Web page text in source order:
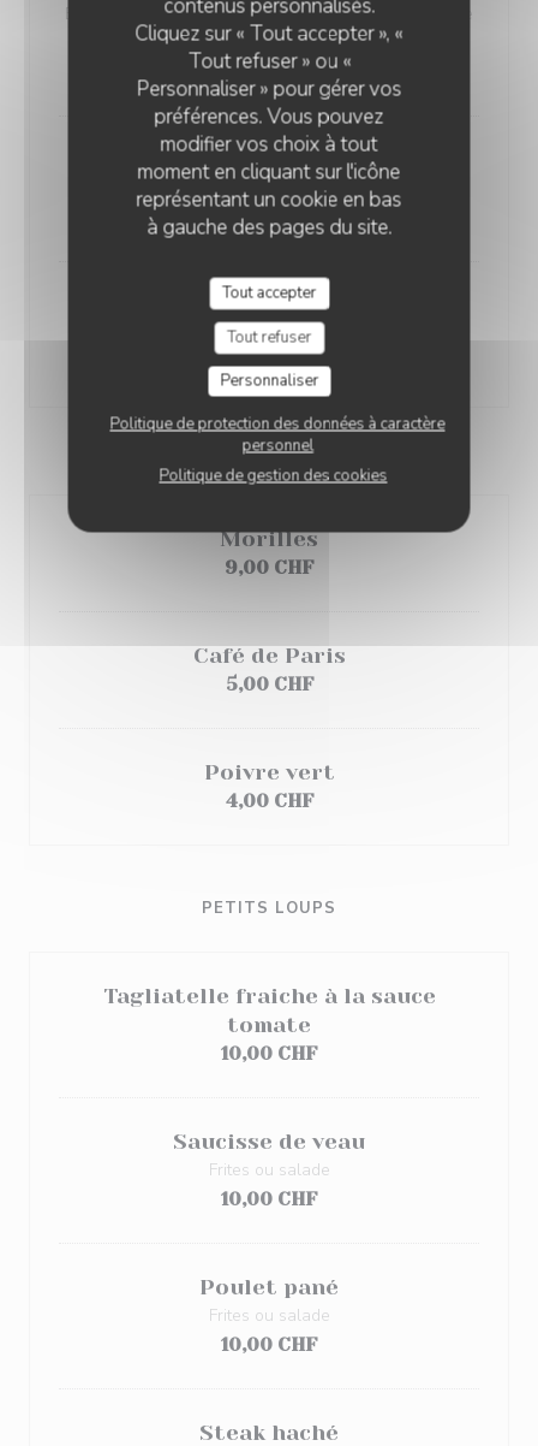
contenus personnalisés.
Cliquez sur « Tout accepter », «
Tout refuser » ou «
Personnaliser » pour gérer vos
préférences. Vous pouvez
modifier vos choix à tout
moment en cliquant sur l'icône
représentant un cookie en bas
à gauche des pages du site.
Tout accepter
Tout refuser
Personnaliser
Politique de protection des données à caractère
personnel
Politique de gestion des cookies
Entrecôte de bœuf suisse sélectionnée, grillée minute
et servie avec son jus maison gr. 250
39,00 CHF
Filets de bœuf grillé
250 gr
45,00 CHF
Côte de veau 400gr
Côte de veau grillée au thym frais.
45,00 CHF
Les sauces
Morilles
9,00 CHF
Café de Paris
5,00 CHF
Poivre vert
4,00 CHF
PETITS LOUPS
Tagliatelle fraiche à la sauce
tomate
10,00 CHF
Saucisse de veau
Frites ou salade
10,00 CHF
Poulet pané
Frites ou salade
10,00 CHF
Steak haché